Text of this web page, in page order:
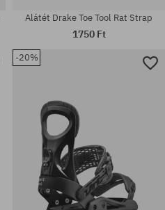
Alátét Drake Toe Tool Rat Strap
1750 Ft
-20%